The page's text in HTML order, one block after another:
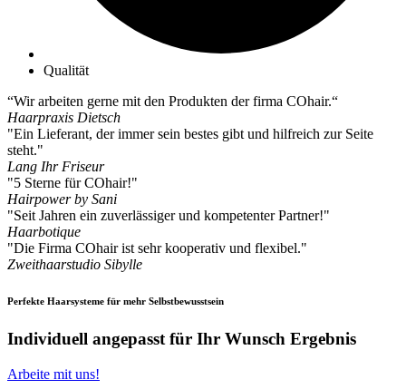
Qualität
“Wir arbeiten gerne mit den Produkten der firma COhair.“
Haarpraxis Dietsch
"Ein Lieferant, der immer sein bestes gibt und hilfreich zur Seite
steht."
Lang Ihr Friseur
"5 Sterne für COhair!"
Hairpower by Sani
"Seit Jahren ein zuverlässiger und kompetenter Partner!"
Haarbotique
"Die Firma COhair ist sehr kooperativ und flexibel."
Zweithaarstudio Sibylle
Perfekte Haarsysteme für mehr Selbstbewusstsein
Individuell angepasst für Ihr Wunsch Ergebnis
Arbeite mit uns!